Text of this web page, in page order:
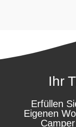
Ihr
Erfüllen
Eigenen